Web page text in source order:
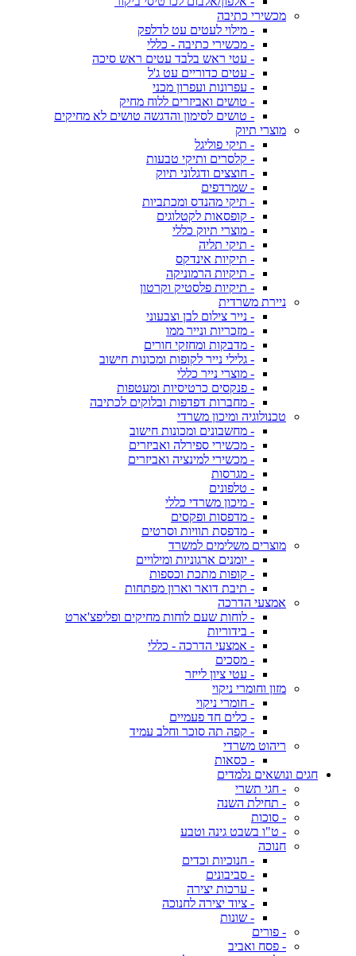
מכשירי כתיבה
- מילוי לעטים עט לדלפק
- מכשירי כתיבה - כללי
- עטי ראש בלבד עטים ראש סיכה
- עטים כדוריים עט ג'ל
- עפרונות ועפרון מכני
- טושים ואביזרים ללוח מחיק
- טושים לסימון והדגשה טושים לא מחיקים
מוצרי תיוק
- תיקי פוליגל
- קלסרים ותיקי טבעות
- חוצצים ודגלוני תיוק
- שמרדפים
- תיקי מהנדס ומכתביות
- קופסאות לקטלוגים
- מוצרי תיוק כללי
- תיקי תליה
- תיקיות אינדקס
- תיקיות הרמוניקה
- תיקיות פלסטיק וקרטון
ניירת משרדית
- נייר צילום לבן וצבעוני
- מזכריות ונייר ממו
- מדבקות ומחזקי חורים
- גלילי נייר לקופות ומכונות חישוב
- מוצרי נייר כללי
- פנקסים כרטיסיות ומעטפות
- מחברות דפדפות ובלוקים לכתיבה
טכנולוגיה ומיכון משרדי
- מחשבונים ומכונות חישוב
- מכשירי ספירלה ואביזרים
- מכשירי למינציה ואביזרים
- מגרסות
- טלפונים
- מיכון משרדי כללי
- מדפסות ופקסים
- מדפסת תוויות וסרטים
מוצרים משלימים למשרד
- יומנים ארגוניות ומילויים
- קופות מתכת וכספות
- תיבת דואר וארון מפתחות
אמצעי הדרכה
- לוחות שעם לוחות מחיקים ופליפצ'ארט
- בידוריות
- אמצעי הדרכה - כללי
- מסכים
- עטי ציון לייזר
מזון וחומרי ניקוי
- חומרי ניקוי
- כלים חד פעמיים
- קפה תה סוכר וחלב עמיד
ריהוט משרדי
- כסאות
חגים ונושאים נלמדים
- חגי תשרי
- תחילת השנה
- סוכות
- ט"ו בשבט גינה וטבע
חנוכה
- חנוכיות וכדים
- סביבונים
- ערכות יצירה
- ציוד יצירה לחנוכה
- שונות
- פורים
- פסח ואביב